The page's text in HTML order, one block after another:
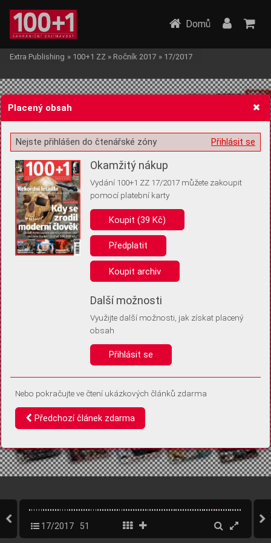
Žádost o souhlas s ukládáním volitelných informací
Pro základní fungování webu nepotřebujeme ukládat žádné informace
(tzv. cookies apod.). Rádi bychom vás ale požádali o souhlas s
uložením volitelných informací:
Anonymní unikátní ID
Díky němu příště poznáme, že se jedná o stejné zařízení, a
Identifikátor je zcela anonymní.
Vaše souhlasy a odmítnutí si ukládáme do vašeho zařízení, abychom se
vás už příště znovu neptali. Můžete je kdykoli později upravit ve Správě
Domů
Extra Publishing » 100+1 ZZ » Ročník 2017 » 17/2017
17/2017 51
Placený obsah
Přihlásit se
Nejste přihlášen do čtenářské zóny
Okamžitý nákup
Vydání 100+1 ZZ 17/2017 můžete zakoupit
pomocí platební karty
Koupit (39 Kč)
Předplatit
Koupit archiv
Další možnosti
Využijte další možnosti, jak získat placený
obsah
Přihlásit se
Nebo pokračujte ve čtení ukázkových článků zdarma
Předchozí článek zdarma